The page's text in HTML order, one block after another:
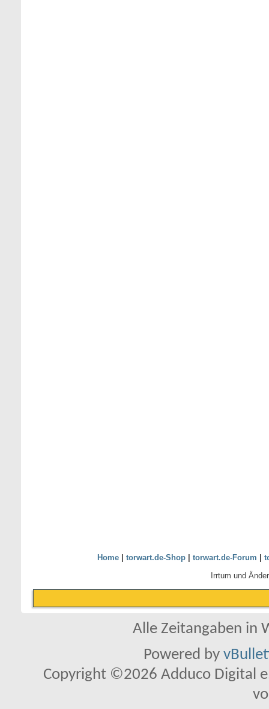
Home| torwart.de-Shop| torwart.de-Forum
Irrtum und
Alle Zeitangaben in
Powered by
Copyright ©2026 Adduco Digital